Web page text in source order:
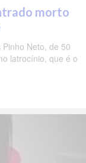
morto
Neto, de 50
latrocínio, que é o